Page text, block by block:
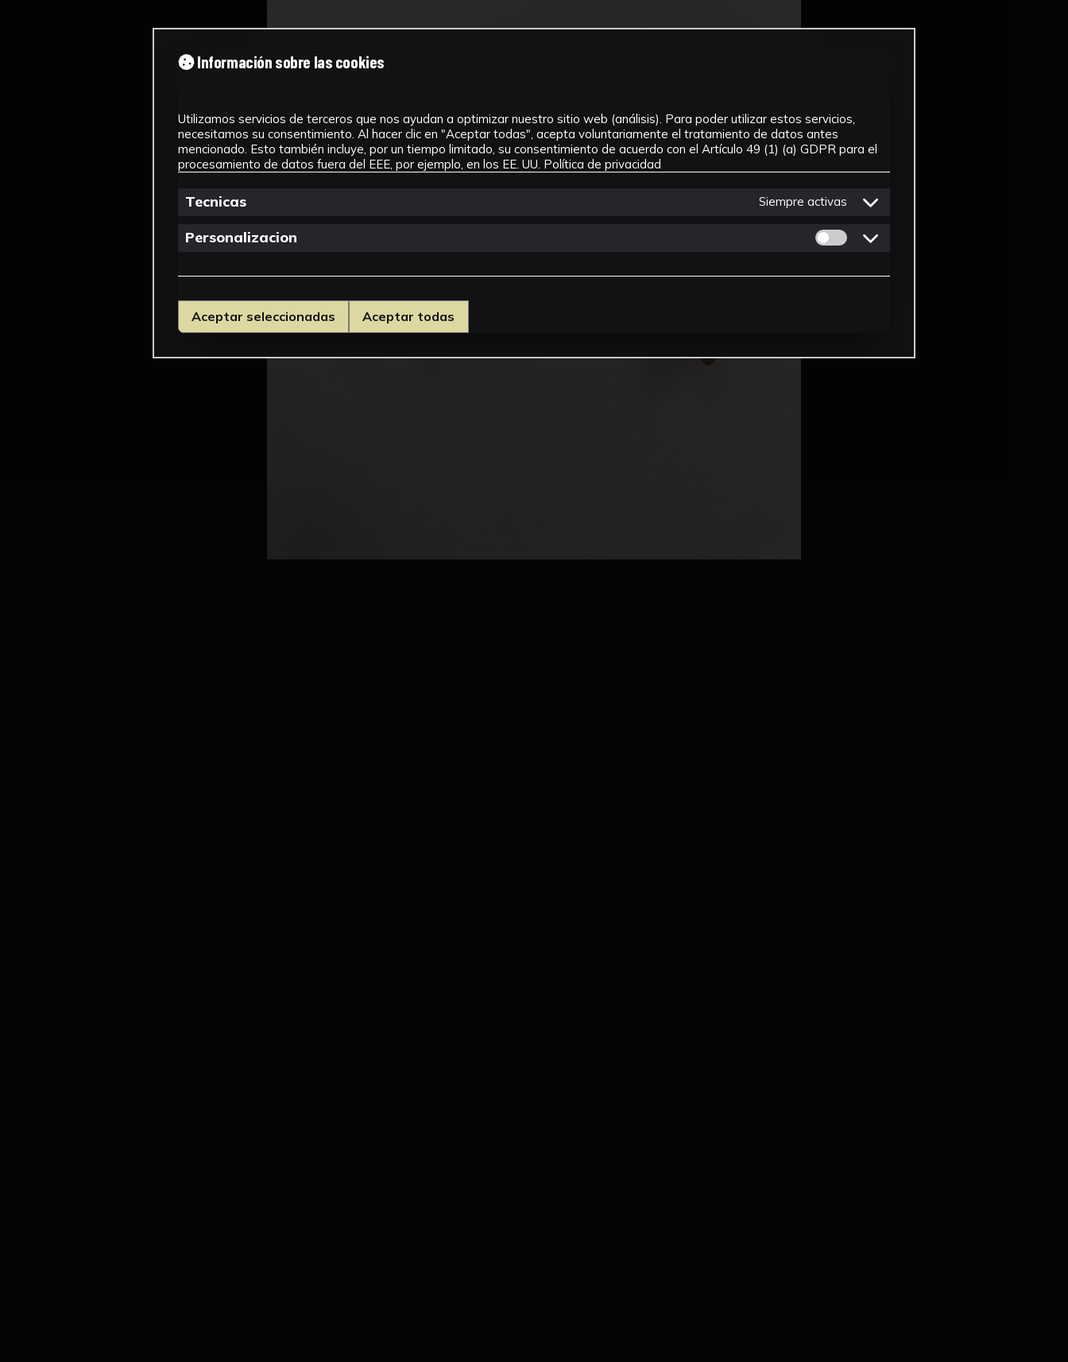
Información sobre las cookies
Utilizamos servicios de terceros que nos ayudan a optimizar nuestro sitio web (análisis). Para poder utilizar estos servicios,
necesitamos su consentimiento. Al hacer clic en "Aceptar todas", acepta voluntariamente el tratamiento de datos antes
mencionado. Esto también incluye, por un tiempo limitado, su consentimiento de acuerdo con el Artículo 49 (1) (a) GDPR para el
procesamiento de datos fuera del EEE, por ejemplo, en los EE. UU. Política de privacidad
Tecnicas Siempre activas
Personalizacion Permitir cookies de Personalizacion
Aceptar seleccionadas Aceptar todas